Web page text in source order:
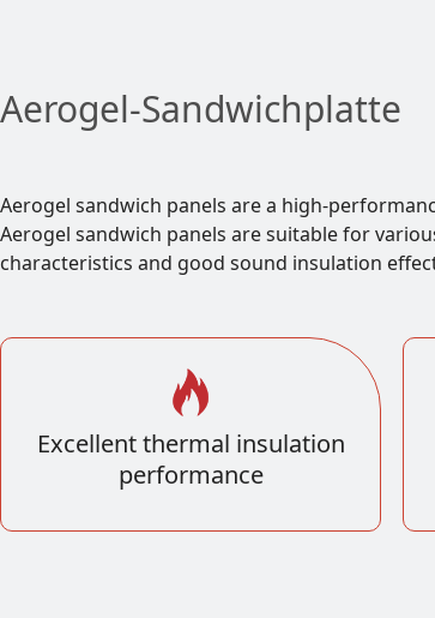
Aerogel-Sandwichplatte
Aerogel sandwich panels are a high-
Aerogel sandwich panels are suitable for
characteristics and good sound insulation
Excellent thermal insulation
performance